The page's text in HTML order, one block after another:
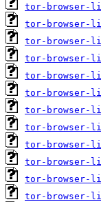
tor-browser-
tor-browser-
tor-browser-
tor-browser-
tor-browser-
tor-browser-
tor-browser-
tor-browser-
tor-browser-
tor-browser-
tor-browser-
tor-browser-